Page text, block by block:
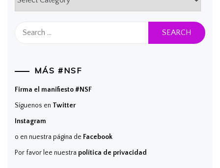
for:
MÁS #NSF
Firma el manifiesto #NSF
Síguenos en Twitter
Instagram
o en nuestra página de Facebook
Por favor lee nuestra política de privacidad